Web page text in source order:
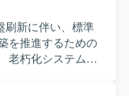
ブサービスを中
ルとして
っていただきま
IDへの統合、
支援、WAN回線の
ースやMDM導入支
刷新に伴い、標準
を推進するための